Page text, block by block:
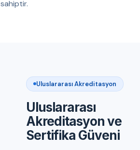
sahiptir.
Uluslararası Akreditasyon
Uluslararası
Akreditasyon ve
Sertifika Güveni